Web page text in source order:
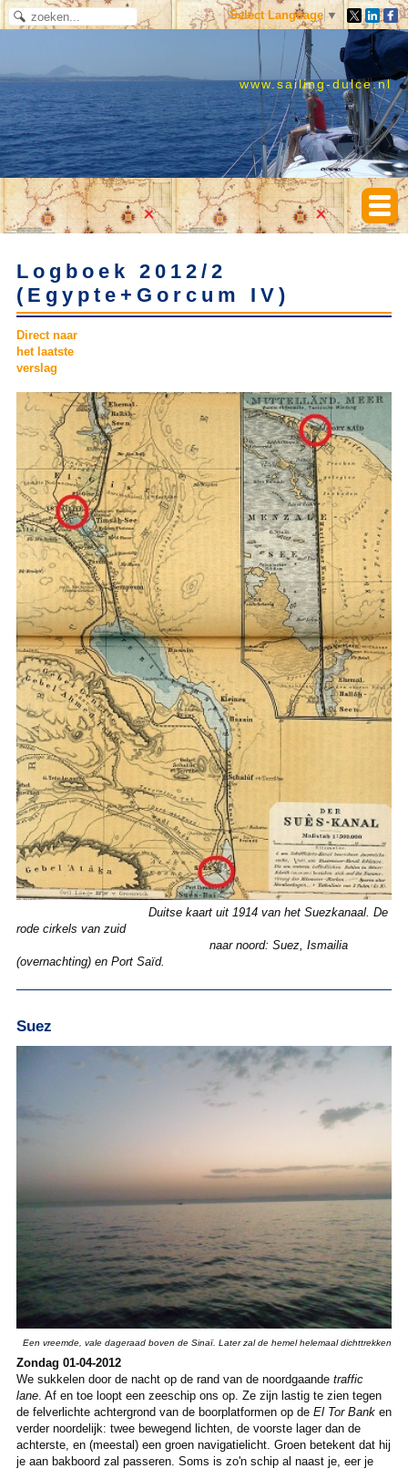
Select Language ▼
www.sailing-dulce.nl
Logboek 2012/2
(Egypte+Gorcum IV)
Direct naar
het laatste
verslag
Duitse kaart uit 1914 van het Suezkanaal. De
rode cirkels van zuid
naar noord: Suez, Ismailia
(overnachting) en Port Saïd.
Suez
Een vreemde, vale dageraad boven de Sinaï. Later zal de hemel helemaal dichttrekken
Zondag 01-04-2012
We sukkelen door de nacht op de rand van de noordgaande traffic
lane. Af en toe loopt een zeeschip ons op. Ze zijn lastig te zien tegen
de felverlichte achtergrond van de boorplatformen op de El Tor Bank en
verder noordelijk: twee bewegend lichten, de voorste lager dan de
achterste, en (meestal) een groen navigatielicht. Groen betekent dat hij
je aan bakboord zal passeren. Soms is zo'n schip al naast je, eer je